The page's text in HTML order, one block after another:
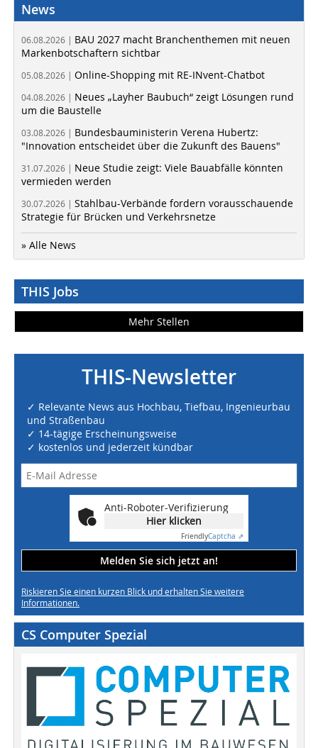
News
06.08.2026 | BAU 2027 macht Branchenthemen mit neuen
Markenbotschaftern sichtbar
05.08.2026 | Online-Shopping mit RE-INvent-Chatbot
04.08.2026 | Neues „Layher Baubuch“ zeigt Lösungen rund
um die Baustelle
03.08.2026 | Bundesbauministerin Verena Hubertz:
"Innovation entscheidet über die Zukunft des Bauens"
31.07.2026 | Neue Studie zeigt: Viele Bauabfälle könnten
vermieden werden
30.07.2026 | Stahlbau-Verbände fordern vorausschauende
Strategie für Brücken und Verkehrsnetze
» Alle News
THIS Jobs
Mehr Stellen
THIS-Newsletter
✓ Relevante News aus Hochbau, Tiefbau, Ingenieurbau
und Straßenbau
✓ 14-tägige Erscheinungsweise
✓ kostenlos und jederzeit kündbar
Anti-Roboter-Verifizierung
Hier klicken
FriendlyCaptcha ⇗
Melden Sie sich jetzt an!
Riskieren Sie einen kurzen Blick und erhalten Sie weitere
Informationen.
CS Computer Spezial